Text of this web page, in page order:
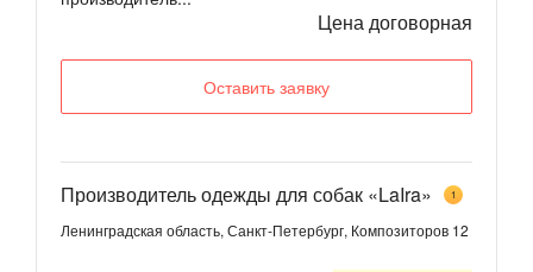
Цена договорная
Оставить заявку
Производитель одежды для собак «LaIra» 1
Ленинградская область, Санкт-Петербург, Композиторов 12